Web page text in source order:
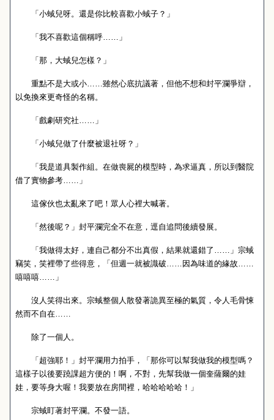
「小蜮兒呀。還是你比較喜歡小蜮子？」
「我不喜歡這個稱呼……」
「那，大蜮兒怎樣？」
重點不是大或小……雖然心底抗議著，但他不想和封平瀾爭辯，
以免換來更奇怪的名稱。
「戲劇研究社……」
「小蜮兒做了什麼被退社呀？」
「我是道具製作組。在做喪屍的模型時，為求逼真，所以到醫院
借了實物參考……」
這傢伙也太亂來了吧！眾人心裡大喊著。
「然後呢？」封平瀾完全不在意，逕自追問後續發展。
「我做得太好，連自己都分不出真假，結果就還錯了……」宗蜮
竊笑，笑裡帶了些得意，「但週一就被識破……因為味道的緣故……
嘻嘻嘻……」
沒人笑得出來。宗蜮整個人散發著詭異至極的氣質，令人毛骨悚
然而不自在……
除了一個人。
「超強耶！」封平瀾用力拍手，「那你可以幫我做我的模型嗎？
這樣子以後要蹺課超方便的！啊，不對，先幫我做一個奎薩爾的娃
娃，要等身大喔！我要放在房間裡，哈哈哈哈哈！」
宗蜮盯著封平瀾。不發一語。